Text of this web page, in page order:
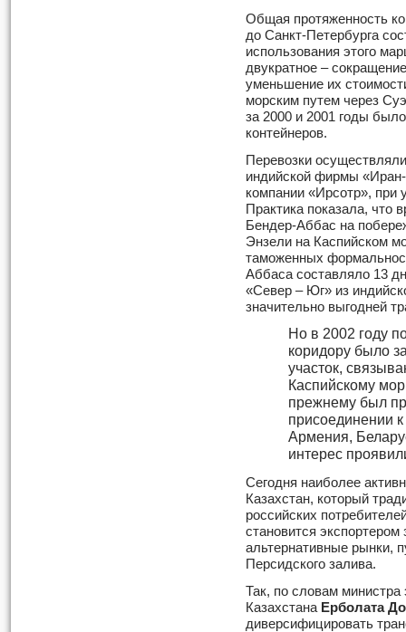
Общая протяженность
до Санкт-Петербурга
использования этого
двукратное –
уменьшение их
морским путем через
за 2000 и 2001 годы
контейнеров.
Перевозки
индийской фирмы
компании «Ирсотр», при
Практика показала, что
Бендер-Аббас на
Энзели на Каспийском
таможенных
Аббаса составляло 13
«Север – Юг» из
значительно выгодней
Но в 2002 году
коридору было
участок,
Каспийскому
прежнему был
присоединении
Армения,
интерес
Сегодня наиболее
Казахстан, который
российских
становится
альтернативные рынки,
Персидского залива.
Так, по словам
Казахстана Ерболата
диверсифицировать